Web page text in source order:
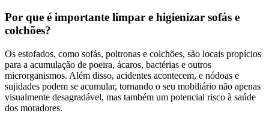
Por que é importante limpar e higienizar sofás e
colchões?
Os estofados, como sofás, poltronas e colchões, são locais propícios
para a acumulação de poeira, ácaros, bactérias e outros
microrganismos. Além disso, acidentes acontecem, e nódoas e
sujidades podem se acumular, tornando o seu mobiliário não apenas
visualmente desagradável, mas também um potencial risco à saúde
dos moradores.